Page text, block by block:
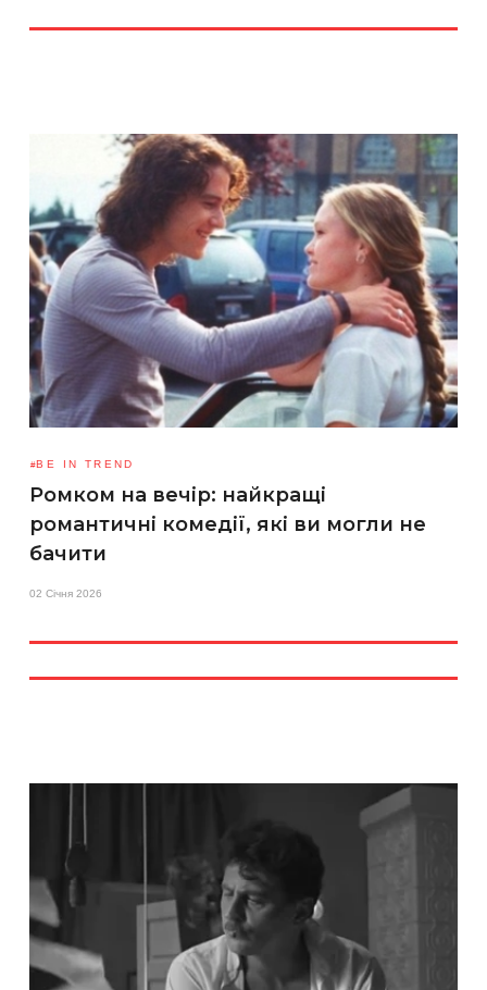
BE IN TREND
Ромком на вечір: найкращі
романтичні комедії, які ви могли не
бачити
02 Січня 2026